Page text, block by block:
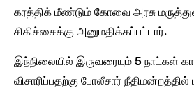
கரத்திக் மீண்டும் கோவை அரசு
சிகிச்சைக்கு அனுமதிக்கப்பட்டார்.
இந்நிலையில் இருவரையும் 5 நாட்கள்
விசாரிப்பதற்கு போலீசார்